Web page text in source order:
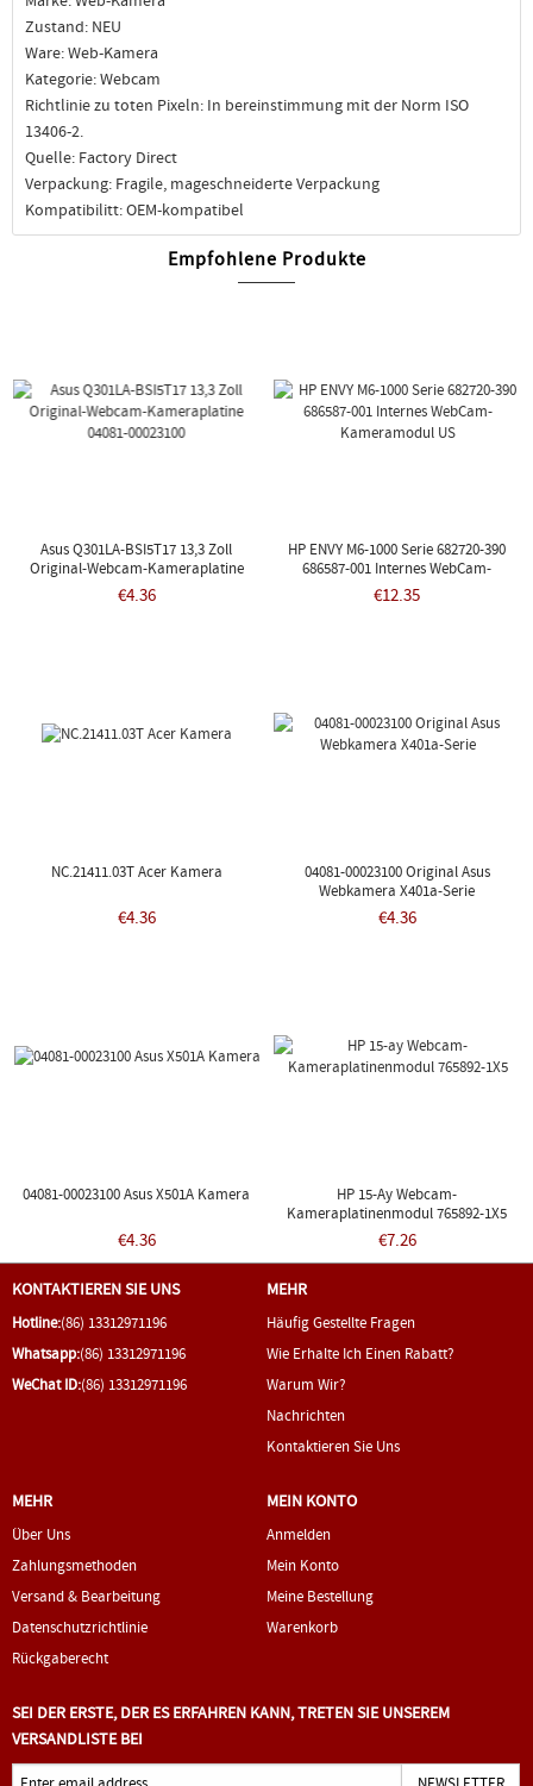
Zustand: NEU
Ware: Web-Kamera
Kategorie: Webcam
Richtlinie zu toten Pixeln: In bereinstimmung mit der Norm ISO
13406-2.
Quelle: Factory Direct
Verpackung: Fragile, mageschneiderte Verpackung
Kompatibilitt: OEM-kompatibel
Empfohlene Produkte
Asus Q301LA-BSI5T17 13,3 Zoll
Original-Webcam-Kameraplatine
04081-00023100
€4.36
HP ENVY M6-1000 Serie 682720-390
686587-001 Internes WebCam-
Kameramodul US
€12.35
NC.21411.03T Acer Kamera
€4.36
04081-00023100 Original Asus
Webkamera X401a-Serie
€4.36
04081-00023100 Asus X501A Kamera
€4.36
HP 15-Ay Webcam-
Kameraplatinenmodul 765892-1X5
€7.26
KONTAKTIEREN SIE UNS
Hotline:(86) 13312971196
Whatsapp:(86) 13312971196
WeChat ID:(86) 13312971196
MEHR
Häufig Gestellte Fragen
Wie Erhalte Ich Einen Rabatt?
Warum Wir?
Nachrichten
Kontaktieren Sie Uns
MEHR
Über Uns
Zahlungsmethoden
Versand & Bearbeitung
Datenschutzrichtlinie
Rückgaberecht
MEIN KONTO
Anmelden
Mein Konto
Meine Bestellung
Warenkorb
SEI DER ERSTE, DER ES ERFAHREN KANN, TRETEN SIE UNSEREM
VERSANDLISTE BEI